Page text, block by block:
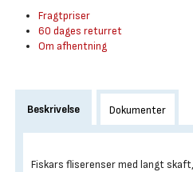
Fragtpriser
60 dages returret
Om afhentning
Beskrivelse Dokumenter
Fiskars fliserenser med langt